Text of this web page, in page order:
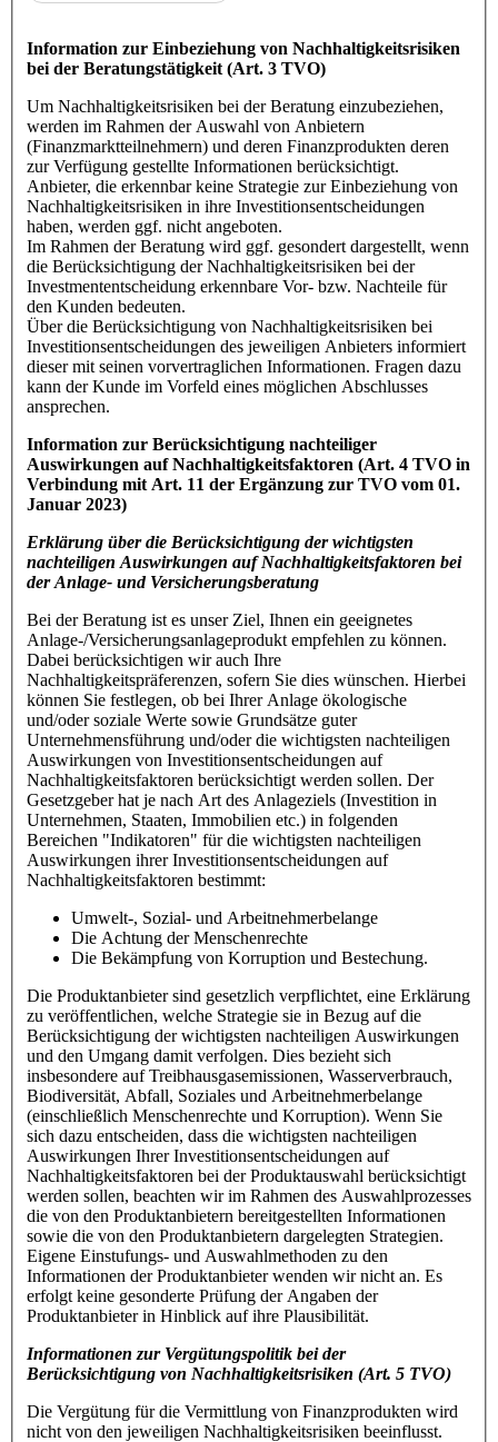
Information zur Einbeziehung von Nachhaltigkeitsrisiken
bei der Beratungstätigkeit (Art. 3 TVO)
Um Nachhaltigkeitsrisiken bei der Beratung einzubeziehen,
werden im Rahmen der Auswahl von Anbietern
(Finanzmarktteilnehmern) und deren Finanzprodukten deren
zur Verfügung gestellte Informationen berücksichtigt.
Anbieter, die erkennbar keine Strategie zur Einbeziehung von
Nachhaltigkeitsrisiken in ihre Investitionsentscheidungen
haben, werden ggf. nicht angeboten.
Im Rahmen der Beratung wird ggf. gesondert dargestellt, wenn
die Berücksichtigung der Nachhaltigkeitsrisiken bei der
Investmententscheidung erkennbare Vor- bzw. Nachteile für
den Kunden bedeuten.
Über die Berücksichtigung von Nachhaltigkeitsrisiken bei
Investitionsentscheidungen des jeweiligen Anbieters informiert
dieser mit seinen vorvertraglichen Informationen. Fragen dazu
kann der Kunde im Vorfeld eines möglichen Abschlusses
ansprechen.
Information zur Berücksichtigung nachteiliger
Auswirkungen auf Nachhaltigkeitsfaktoren (Art. 4 TVO in
Verbindung mit Art. 11 der Ergänzung zur TVO vom 01.
Januar 2023)
Erklärung über die Berücksichtigung der wichtigsten
nachteiligen Auswirkungen auf Nachhaltigkeitsfaktoren bei
der Anlage- und Versicherungsberatung
Bei der Beratung ist es unser Ziel, Ihnen ein geeignetes
Anlage-/Versicherungsanlageprodukt empfehlen zu können.
Dabei berücksichtigen wir auch Ihre
Nachhaltigkeitspräferenzen, sofern Sie dies wünschen. Hierbei
können Sie festlegen, ob bei Ihrer Anlage ökologische
und/oder soziale Werte sowie Grundsätze guter
Unternehmensführung und/oder die wichtigsten nachteiligen
Auswirkungen von Investitionsentscheidungen auf
Nachhaltigkeitsfaktoren berücksichtigt werden sollen. Der
Gesetzgeber hat je nach Art des Anlageziels (Investition in
Unternehmen, Staaten, Immobilien etc.) in folgenden
Bereichen "Indikatoren" für die wichtigsten nachteiligen
Auswirkungen ihrer Investitionsentscheidungen auf
Nachhaltigkeitsfaktoren bestimmt:
Umwelt-, Sozial- und Arbeitnehmerbelange
Die Achtung der Menschenrechte
Die Bekämpfung von Korruption und Bestechung.
Die Produktanbieter sind gesetzlich verpflichtet, eine Erklärung
zu veröffentlichen, welche Strategie sie in Bezug auf die
Berücksichtigung der wichtigsten nachteiligen Auswirkungen
und den Umgang damit verfolgen. Dies bezieht sich
insbesondere auf Treibhausgasemissionen, Wasserverbrauch,
Biodiversität, Abfall, Soziales und Arbeitnehmerbelange
(einschließlich Menschenrechte und Korruption). Wenn Sie
sich dazu entscheiden, dass die wichtigsten nachteiligen
Auswirkungen Ihrer Investitionsentscheidungen auf
Nachhaltigkeitsfaktoren bei der Produktauswahl berücksichtigt
werden sollen, beachten wir im Rahmen des Auswahlprozesses
die von den Produktanbietern bereitgestellten Informationen
sowie die von den Produktanbietern dargelegten Strategien.
Eigene Einstufungs- und Auswahlmethoden zu den
Informationen der Produktanbieter wenden wir nicht an. Es
erfolgt keine gesonderte Prüfung der Angaben der
Produktanbieter in Hinblick auf ihre Plausibilität.
Informationen zur Vergütungspolitik bei der
Berücksichtigung von Nachhaltigkeitsrisiken (Art. 5 TVO)
Die Vergütung für die Vermittlung von Finanzprodukten wird
nicht von den jeweiligen Nachhaltigkeitsrisiken beeinflusst.